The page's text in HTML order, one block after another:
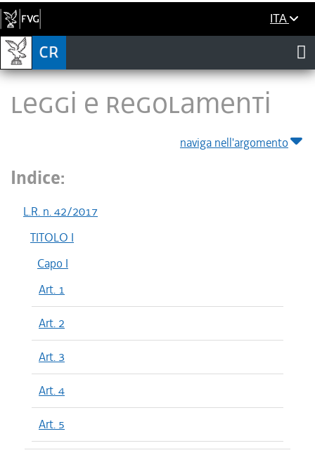
ITA
LEGGI E REGOLAMENTI
naviga nell'argomento
Indice:
L.R. n. 42/2017
TITOLO I
Capo I
Art. 1
Art. 2
Art. 3
Art. 4
Art. 5